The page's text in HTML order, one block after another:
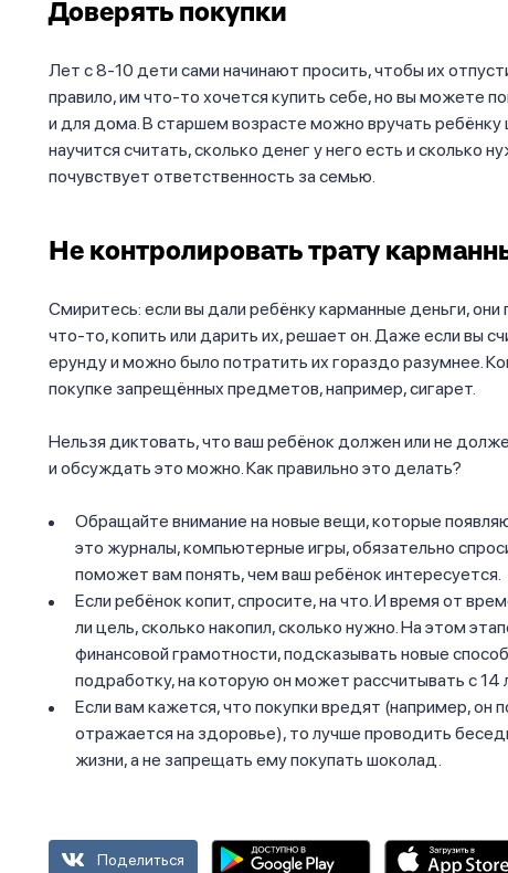
Доверять покупки
Лет с 8-10 дети сами начинают просить, чтобы их
правило, им что-то хочется купить себе, но вы можете
и для дома. В старшем возрасте можно вручать ребёнку
научится считать, сколько денег у него есть и сколько
почувствует ответственность за семью.
Не контролировать трату
Смиритесь: если вы дали ребёнку карманные деньги,
что-то, копить или дарить их, решает он. Даже если вы
ерунду и можно было потратить их гораздо разумнее.
покупке запрещённых предметов, например, сигарет.
Нельзя диктовать, что ваш ребёнок должен или не
и обсуждать это можно. Как правильно это делать?
Обращайте внимание на новые вещи, которые
это журналы, компьютерные игры, обязательно
поможет вам понять, чем ваш ребёнок интересуется.
Если ребёнок копит, спросите, на что. И время от
ли цель, сколько накопил, сколько нужно. На этом
финансовой грамотности, подсказывать новые
подработку, на которую он может рассчитывать с 14
Если вам кажется, что покупки вредят (например, он
отражается на здоровье), то лучше проводить
жизни, а не запрещать ему покупать шоколад.
Поделиться